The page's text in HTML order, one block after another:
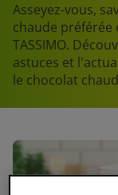
Asseyez-vous,
chaude
TASSIMO.
astuces et
le chocolat